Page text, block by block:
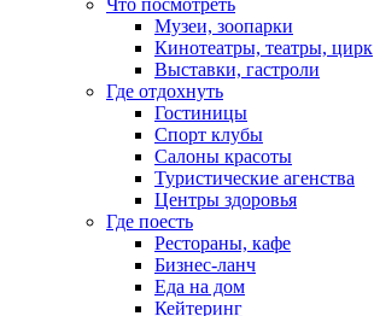
Музеи, зоопарки
Кинотеатры, театры, цирк
Выставки, гастроли
Где отдохнуть
Гостиницы
Спорт клубы
Салоны красоты
Туристические агенства
Центры здоровья
Где поесть
Рестораны, кафе
Бизнес-ланч
Еда на дом
Кейтеринг